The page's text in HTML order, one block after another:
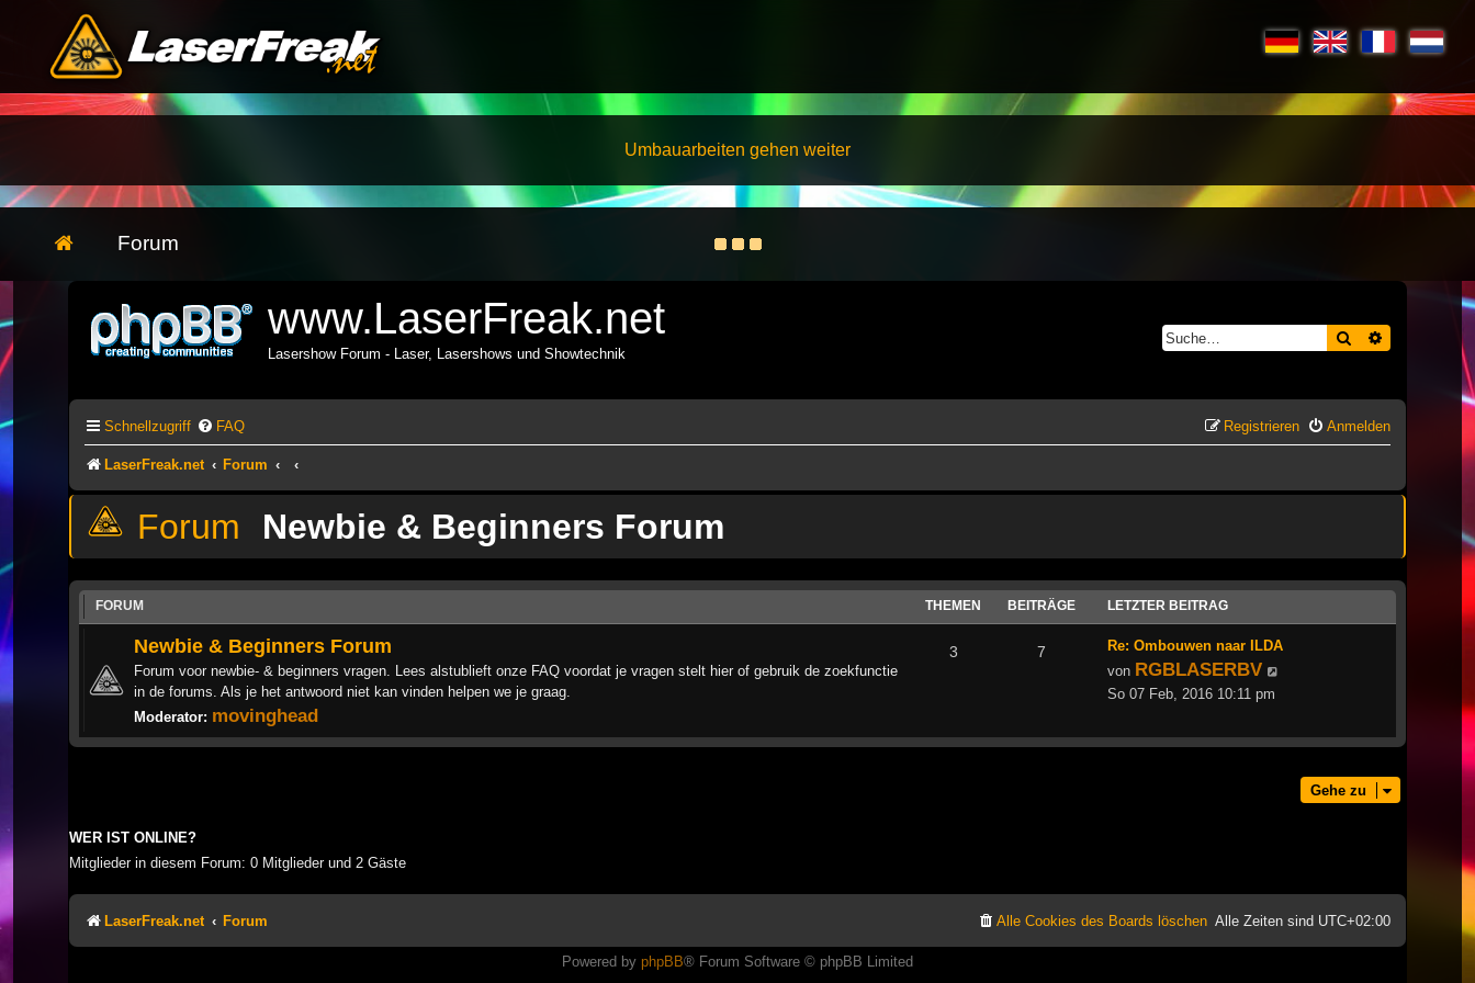
Umbauarbeiten gehen weiter
Forum
www.LaserFreak.net
Lasershow Forum - Laser, Lasershows und Showtechnik
Suche Erweiterte
Schnellzugriff FAQ Anmelden
Registrieren
LaserFreak.net Forum
Newbie & Beginners Forum
FORUM THEMEN BEITRÄGE LETZTER BEITRAG
Newbie & Beginners Forum
Forum voor newbie- & beginners vragen. Lees alstublieft onze FAQ voordat je vragen stelt hier of gebruik de zoekfunctie
in de forums. Als je het antwoord niet kan vinden helpen we je graag.
Moderator: movinghead
3 7
Re: Ombouwen naar ILDA
von RGBLASERBV
So 07 Feb, 2016 10:11 pm
Gehe zu
WER IST ONLINE?
Mitglieder in diesem Forum: 0 Mitglieder und 2 Gäste
LaserFreak.net Forum Alle Zeiten sind UTC+02:00
Alle Cookies des Boards löschen
Powered by phpBB® Forum Software © phpBB Limited